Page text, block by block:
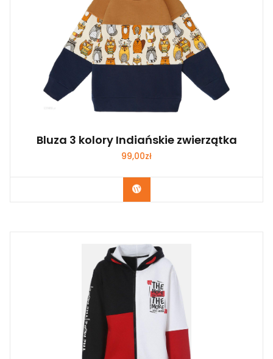
Bluza 3 kolory Indiańskie zwierzątka
99,00zł
Kup Teraz